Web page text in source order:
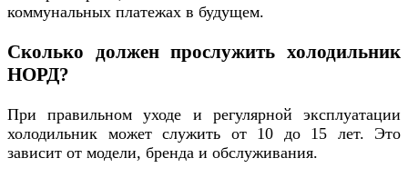
коммунальных платежах в будущем.
Сколько должен прослужить холодильник
НОРД?
При правильном уходе и регулярной эксплуатации
холодильник может служить от 10 до 15 лет. Это
зависит от модели, бренда и обслуживания.